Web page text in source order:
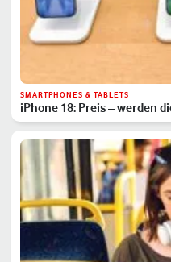
SMARTPHONES & TABLETS
iPhone 18: Preis – werden